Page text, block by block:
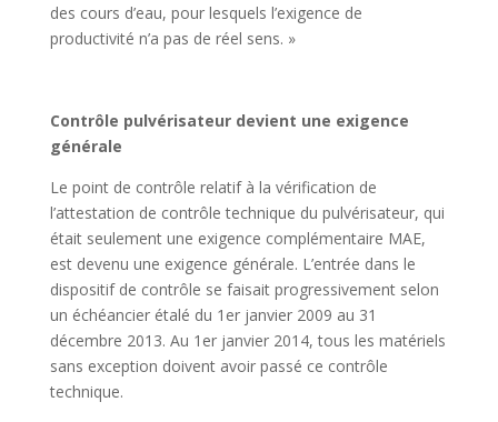
des cours d’eau, pour lesquels l’exigence de
productivité n’a pas de réel sens. »
Contrôle pulvérisateur devient une exigence
générale
Le point de contrôle relatif à la vérification de
l’attestation de contrôle technique du pulvérisateur, qui
était seulement une exigence complémentaire MAE,
est devenu une exigence générale. L’entrée dans le
dispositif de contrôle se faisait progressivement selon
un échéancier étalé du 1er janvier 2009 au 31
décembre 2013. Au 1er janvier 2014, tous les matériels
sans exception doivent avoir passé ce contrôle
technique.